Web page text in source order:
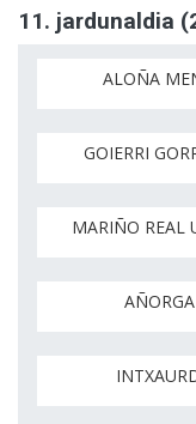
11. jardunaldia
ALOÑA
GOIERRI
MARIÑO REAL